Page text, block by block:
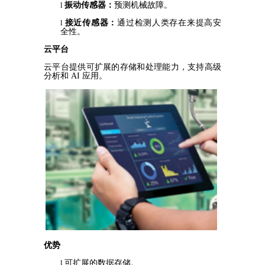
l 振动传感器： 预测机械故障。
l 接近传感器：通过检测人类存在来提高安
全性。
云平台
云平台提供可扩展的存储和处理能力，支持高级
分析和 AI 应用。
优势
l 可扩展的数据存储。